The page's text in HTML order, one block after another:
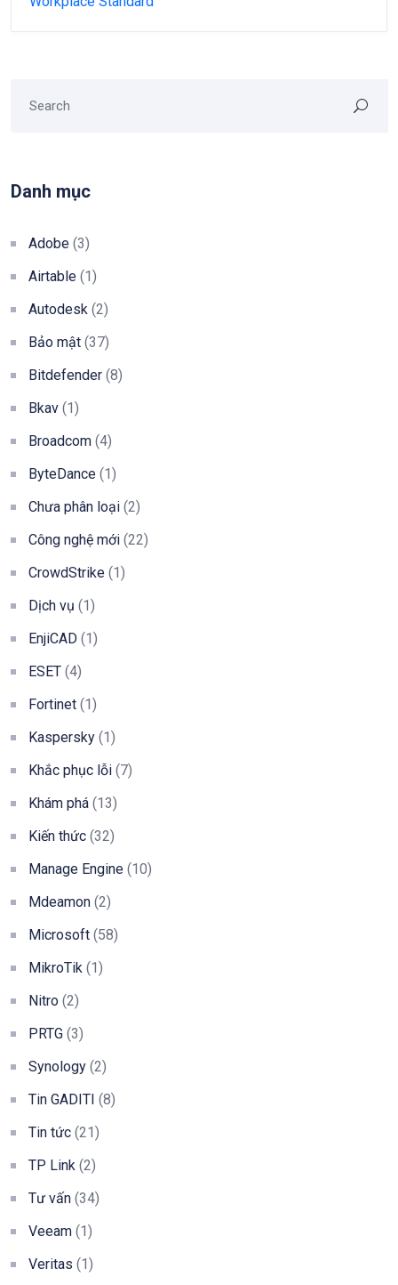
Danh mục
Adobe (3)
Airtable (1)
Autodesk (2)
Bảo mật (37)
Bitdefender (8)
Bkav (1)
Broadcom (4)
ByteDance (1)
Chưa phân loại (2)
Công nghệ mới (22)
CrowdStrike (1)
Dịch vụ (1)
EnjiCAD (1)
ESET (4)
Fortinet (1)
Kaspersky (1)
Khắc phục lỗi (7)
Khám phá (13)
Kiến thức (32)
Manage Engine (10)
Mdeamon (2)
Microsoft (58)
MikroTik (1)
Nitro (2)
PRTG (3)
Synology (2)
Tin GADITI (8)
Tin tức (21)
TP Link (2)
Tư vấn (34)
Veeam (1)
Veritas (1)